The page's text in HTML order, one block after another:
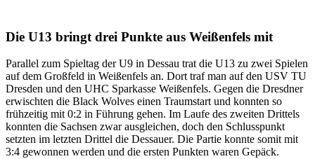
Die U13 bringt drei Punkte aus Weißenfels mit
Parallel zum Spieltag der U9 in Dessau trat die U13 zu zwei Spielen
auf dem Großfeld in Weißenfels an. Dort traf man auf den USV TU
Dresden und den UHC Sparkasse Weißenfels. Gegen die Dresdner
erwischten die Black Wolves einen Traumstart und konnten so
frühzeitig mit 0:2 in Führung gehen. Im Laufe des zweiten Drittels
konnten die Sachsen zwar ausgleichen, doch den Schlusspunkt
setzten im letzten Drittel die Dessauer. Die Partie konnte somit mit
3:4 gewonnen werden und die ersten Punkten waren Gepäck.